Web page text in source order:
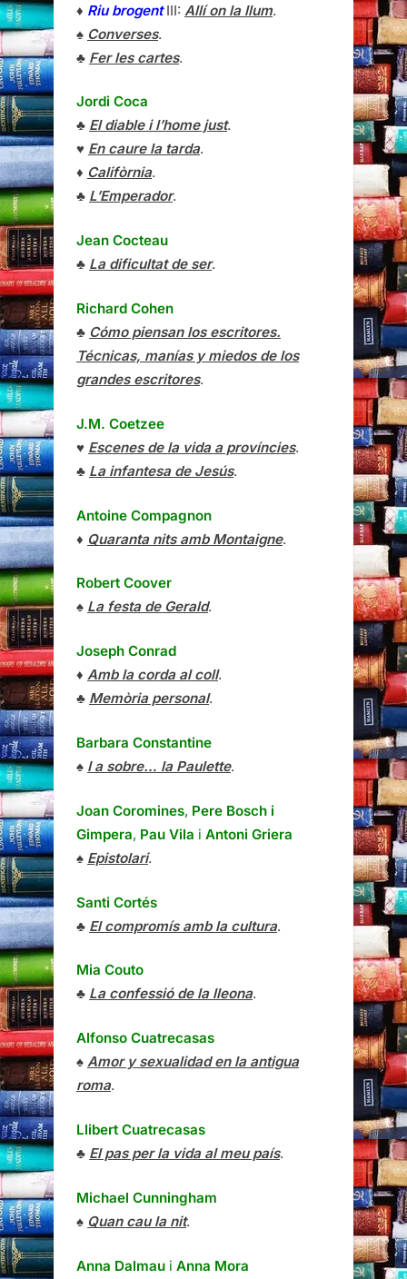
♦ Riu brogentIII: Allí on la llum.
♠ Converses.
♣ Fer les cartes.
Jordi Coca
♣ El diable i l’home just.
♥ En caure la tarda.
♦ Califòrnia.
♣ L’Emperador.
Jean Cocteau
♣ La dificultat de ser.
Richard Cohen
♣ Cómo piensan los escritores.
Técnicas, manías y miedos de los
grandes escritores.
J.M. Coetzee
♥ Escenes de la vida a províncies.
♣ La infantesa de Jesús.
Antoine Compagnon
♦ Quaranta nits amb Montaigne.
Robert Coover
♠ La festa de Gerald.
Joseph Conrad
♦ Amb la corda al coll.
♣ Memòria personal.
Barbara Constantine
♠ I a sobre… la Paulette.
Joan Coromines, Pere Bosch i
Gimpera, Pau Vila i Antoni Griera
♠ Epistolari.
Santi Cortés
♣ El compromís amb la cultura.
Mia Couto
♣ La confessió de la lleona.
Alfonso Cuatrecasas
♠ Amor y sexualidad en la antigua
roma.
Llibert Cuatrecasas
♣ El pas per la vida al meu país.
Michael Cunningham
♠ Quan cau la nit.
Anna Dalmau i Anna Mora